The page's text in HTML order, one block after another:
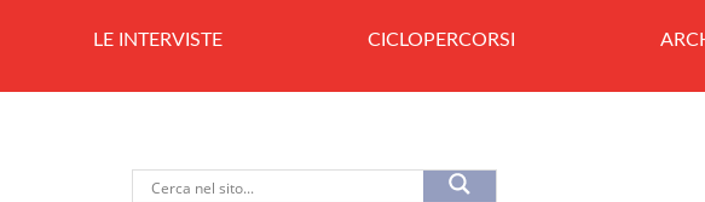
LE INTERVISTE CICLOPERCORSI